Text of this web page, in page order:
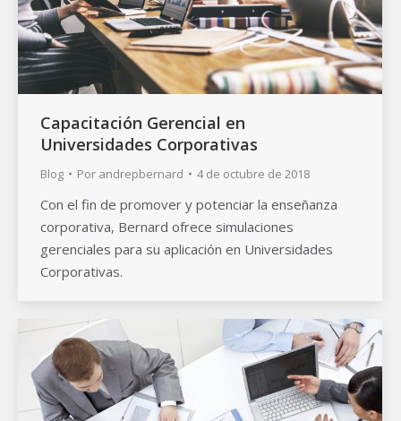
Capacitación Gerencial en
Universidades Corporativas
Blog Por andrepbernard 4 de octubre de 2018
Con el fin de promover y potenciar la enseñanza
corporativa, Bernard ofrece simulaciones
gerenciales para su aplicación en Universidades
Corporativas.